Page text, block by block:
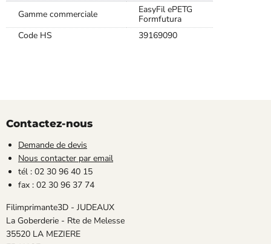
Gamme commerciale
EasyFil ePETG
Formfutura
Code HS
39169090
Contactez-nous
Demande de devis
Nous contacter par email
tél : 02 30 96 40 15
fax : 02 30 96 37 74
Filimprimante3D - JUDEAUX
La Goberderie - Rte de Melesse
35520 LA MEZIERE